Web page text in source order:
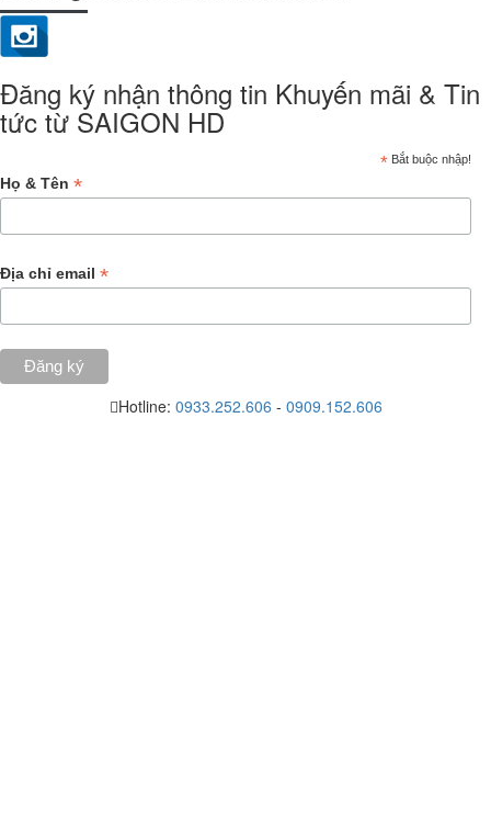
Đăng ký nhận thông tin Khuyến mãi & Tin
tức từ SAIGON HD
* Bắt buộc nhập!
Họ & Tên *
Địa chỉ email *
Hotline: 0933.252.606 - 0909.152.606